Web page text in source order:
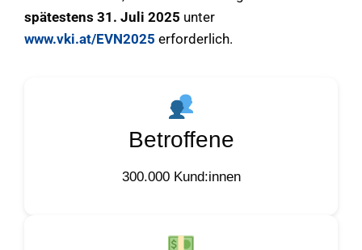
spätestens 31. Juli 2025 unter
www.vki.at/EVN2025 erforderlich.
Betroffene
300.000 Kund:innen